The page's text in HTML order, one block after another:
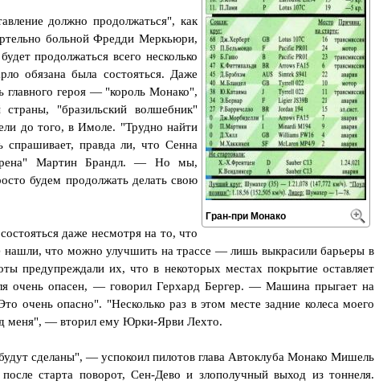
Гран-при Монако
должно продолжаться", как
больной Фредди Меркьюри,
продолжаться всего несколько
обязана была состояться. Даже
главного героя — "король Монако",
"бразильский волшебник"
до того, в Имоле. "Трудно найти
спрашивает, правда ли, что Сенна
Мартин Брандл. — Но мы,
будем продолжать делать свою
даже несмотря на то, что
нашли, что можно улучшить на трассе — лишь выкрасили барьеры в
предупреждали их, что в некоторых местах покрытие оставляет
очень опасен, — говорил Герхард Бергер. — Машина прыгает на
очень опасно". "Несколько раз в этом месте задние колеса моего
меня", — вторил ему Юрки-Ярви Лехто.
сделаны", — успокоил пилотов глава Автоклуба Монако Мишель
старта поворот, Сен-Дево и злополучный выход из тоннеля.